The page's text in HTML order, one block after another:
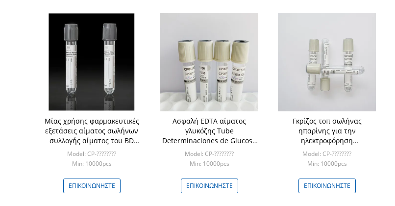
Μίας χρήσης φαρμακευτικές
εξετάσεις αίματος σωλήνων
συλλογής αίματος του BD
vacuum blood colletion tube
Model: CP-????????
Min: 10000pcs
ΕΠΙΚΟΙΝΩΝΉΣΤΕ
Ασφαλή EDTA αίματος
γλυκόζης Tube
Determinaciones de Glucosa
With/φθορίδιο νατρίου
Model: CP-????????
Min: 10000pcs
ΕΠΙΚΟΙΝΩΝΉΣΤΕ
Γκρίζος τοπ σωλήνας
ηπαρίνης για την
ηλεκτροφόρηση
ερυθροκυττάρων ανοχής
ζάχαρης αίματος γλυκόζης
Model: CP-????????
Min: 10000pcs
ΕΠΙΚΟΙΝΩΝΉΣΤΕ